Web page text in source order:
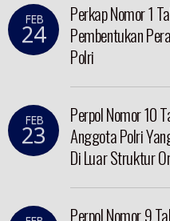
FEB
24
Perkap Nomor 1
Pembentukan
Polri
FEB
23
Perpol Nomor 10
Anggota Polri
Di Luar Struktur
Perpol Nomor 9